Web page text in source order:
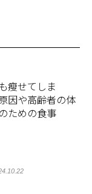
瘦せてしま
因や高齢者の体
ための食事